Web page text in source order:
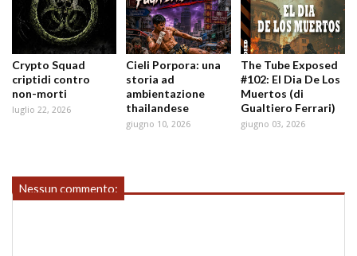
Crypto Squad
criptidi contro
non-morti
luglio 22, 2026
Cieli Porpora: una
storia ad
ambientazione
thailandese
giugno 10, 2026
The Tube Exposed
#102: El Dia De Los
Muertos (di
Gualtiero Ferrari)
giugno 03, 2026
Nessun commento: